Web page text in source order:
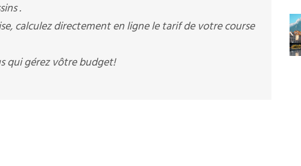
.
calculez directement en ligne le tarif de votre course
qui gérez vôtre budget!